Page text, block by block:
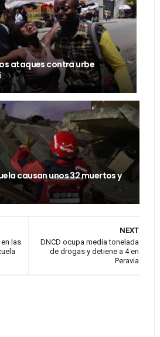
ataques contra urbe
causan unos 32 muertos y
NEXT
DNCD ocupa media tonelada
de drogas y detiene a 4 en
Peravia
las